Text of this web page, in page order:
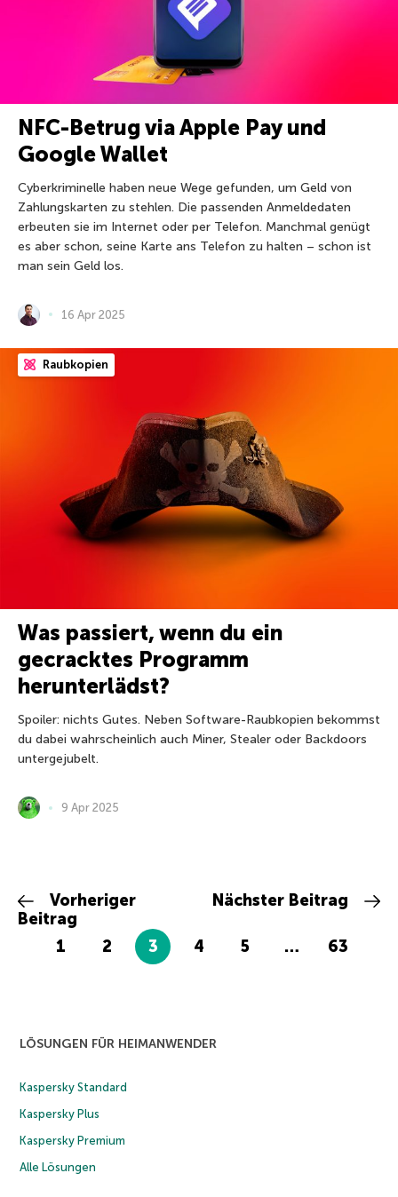
NFC-Betrug via Apple Pay und
Google Wallet
Cyberkriminelle haben neue Wege gefunden, um Geld von
Zahlungskarten zu stehlen. Die passenden Anmeldedaten
erbeuten sie im Internet oder per Telefon. Manchmal genügt
es aber schon, seine Karte ans Telefon zu halten – schon ist
man sein Geld los.
16 Apr 2025
Raubkopien
Was passiert, wenn du ein
gecracktes Programm
herunterlädst?
Spoiler: nichts Gutes. Neben Software-Raubkopien bekommst
du dabei wahrscheinlich auch Miner, Stealer oder Backdoors
untergejubelt.
9 Apr 2025
Vorheriger
Beitrag
1
2 3 4 5 … 63
Nächster Beitrag
LÖSUNGEN FÜR HEIMANWENDER
Kaspersky Standard
Kaspersky Plus
Kaspersky Premium
Alle Lösungen